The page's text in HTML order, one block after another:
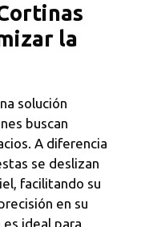
la
solución
buscan
A diferencia
se deslizan
facilitando su
en su
ideal para